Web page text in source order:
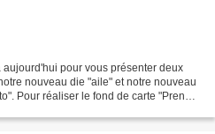
pour vous présenter deux
nouveau die "aile" et notre nouveau
Pour réaliser le fond de carte "Prends